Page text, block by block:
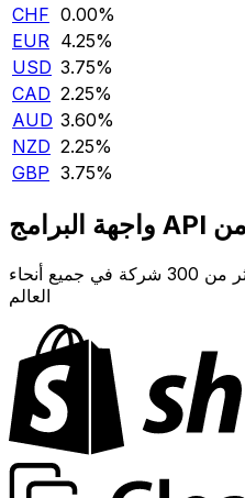
CHF 0.00‎%‎
EUR 4.25‎%‎
USD 3.75‎%‎
CAD 2.25‎%‎
AUD 3.60‎%‎
NZD 2.25‎%‎
GBP 3.75‎%‎
مصدر أسعار الفئة التجارية لأكثر من 300 شركة في جميع أنحاء
العالم